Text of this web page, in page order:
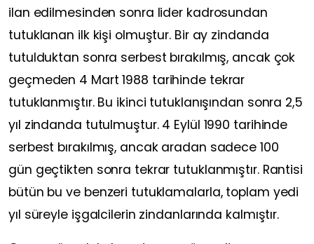
ilan edilmesinden sonra lider kadrosundan
tutuklanan ilk kişi olmuştur. Bir ay zindanda
tutulduktan sonra serbest bırakılmış, ancak çok
geçmeden 4 Mart 1988 tarihinde tekrar
tutuklanmıştır. Bu ikinci tutuklanışından sonra 2,5
yıl zindanda tutulmuştur. 4 Eylül 1990 tarihinde
serbest bırakılmış, ancak aradan sadece 100
gün geçtikten sonra tekrar tutuklanmıştır. Rantisi
bütün bu ve benzeri tutuklamalarla, toplam yedi
yıl süreyle işgalcilerin zindanlarında kalmıştır.